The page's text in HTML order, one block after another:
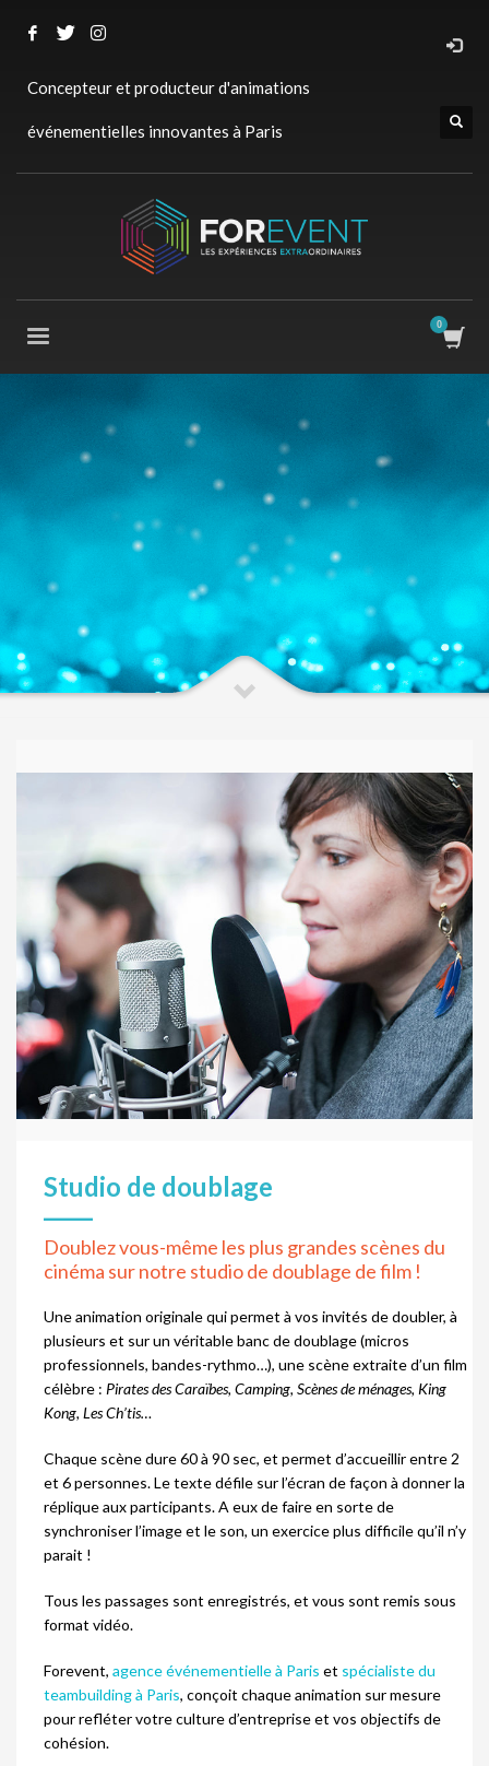
Concepteur et producteur d'animations
événementielles innovantes à Paris
Studio de doublage
Doublez vous-même les plus grandes scènes du
cinéma sur notre studio de doublage de film !
Une animation originale qui permet à vos invités de doubler, à
plusieurs et sur un véritable banc de doublage (micros
professionnels, bandes-rythmo…), une scène extraite d’un film
célèbre : Pirates des Caraïbes, Camping, Scènes de ménages, King
Kong, Les Ch’tis…
Chaque scène dure 60 à 90 sec, et permet d’accueillir entre 2
et 6 personnes. Le texte défile sur l’écran de façon à donner la
réplique aux participants. A eux de faire en sorte de
synchroniser l’image et le son, un exercice plus difficile qu’il n’y
parait !
Tous les passages sont enregistrés, et vous sont remis sous
format vidéo.
Forevent, agence événementielle à Paris et spécialiste du
teambuilding à Paris, conçoit chaque animation sur mesure
pour refléter votre culture d’entreprise et vos objectifs de
cohésion.